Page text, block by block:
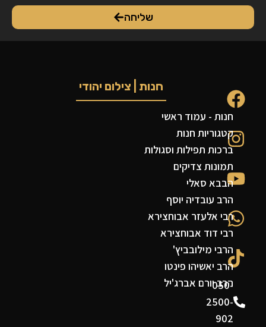
שליחה
050-
2500-
902
חנות | צילום יהודי
חנות - עמוד ראשי
קטגוריות חנות
ברכות תפילות וסגולות
תמונות צדיקים
הבבא סאלי
הרב עובדיה יוסף
רבי אלעזר אבוחצירא
רבי דוד אבוחצירא
הרבי מילובביץ'
הרב יאשיהו פינטו
הרב יורם אברג'יל